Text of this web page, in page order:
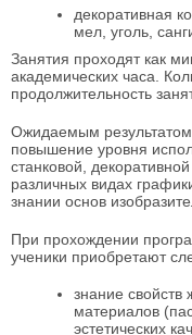
декоративная
мел, уголь,
Занятия проходят как
академических часа.
продолжительность
Ожидаемым
повышение уровня
станковой,
различных видах
знании основ
При прохождении
ученики приобретают
знание свойств
материалов
эстетических